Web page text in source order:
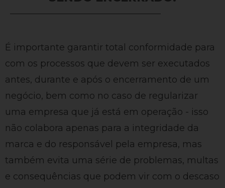
É importante garantir total conformidade para
com os processos que devem ser executados
antes, durante e após o encerramento de um
negócio, bem como no caso de regularizar
uma empresa que já está em operação - isso
não colabora apenas para a integridade da
marca e do responsável pela empresa, mas
também evita uma série de problemas, multas
e consequências que podem vir com o descaso